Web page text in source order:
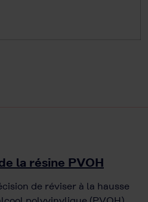
la résine PVOH
de réviser à la hausse